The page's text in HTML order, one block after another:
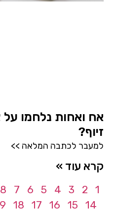
אח ואחות נלחמו על
זיוף?
למעבר לכתבה המלאה >>
קרא עוד »
1
2
3
4
5
6
7
8
14
15
16
17
18